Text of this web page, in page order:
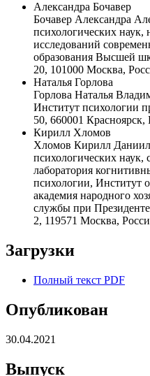
Александра Бочавер
Бочавер Александра
психологических
исследований
образования Высшей
20, 101000 Москва,
Наталья Горлова
Горлова Наталья
Институт психологии
50, 660001
Кирилл Хломов
Хломов Кирилл
психологических
лаборатория
психологии, Институт
академия народного
службы при
2, 119571 Москва,
Загрузки
Полный текст PDF
Опубликован
30.04.2021
Выпуск